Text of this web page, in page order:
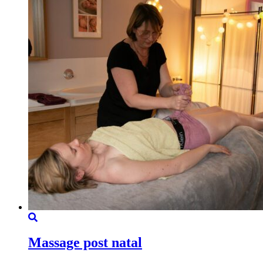
Massage post natal